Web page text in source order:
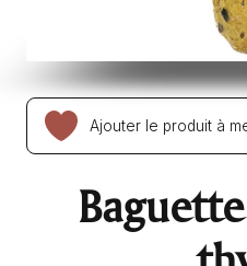
Ajouter le produit à